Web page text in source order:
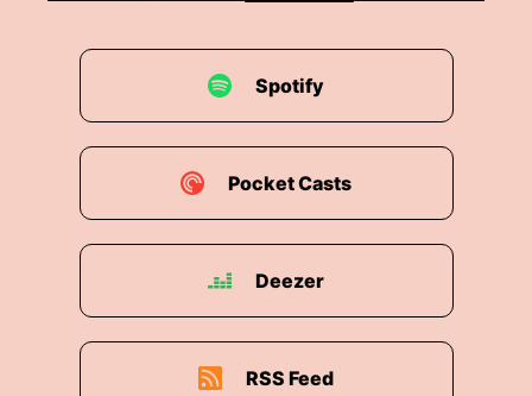
Spotify
Pocket Casts
Deezer
RSS Feed